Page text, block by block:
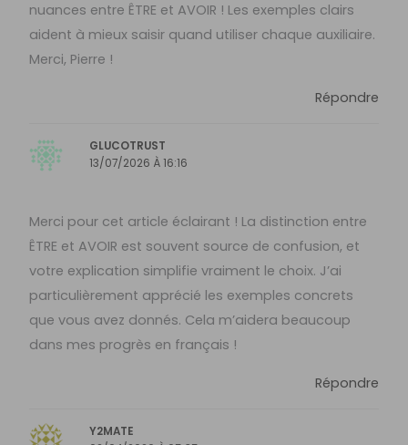
nuances entre ÊTRE et AVOIR ! Les exemples clairs
aident à mieux saisir quand utiliser chaque auxiliaire.
Merci, Pierre !
Répondre
GLUCOTRUST
13/07/2026 À 16:16
Merci pour cet article éclairant ! La distinction entre
ÊTRE et AVOIR est souvent source de confusion, et
votre explication simplifie vraiment le choix. J’ai
particulièrement apprécié les exemples concrets
que vous avez donnés. Cela m’aidera beaucoup
dans mes progrès en français !
Répondre
Y2MATE